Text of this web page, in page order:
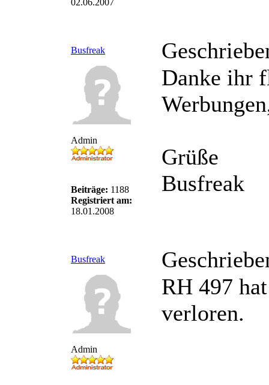
02.06.2007
Busfreak
Admin
Beiträge: 1188
Registriert am:
18.01.2008
Danke ihr
Grüße
Busfreak
Busfreak
Admin
RH 497
verloren.